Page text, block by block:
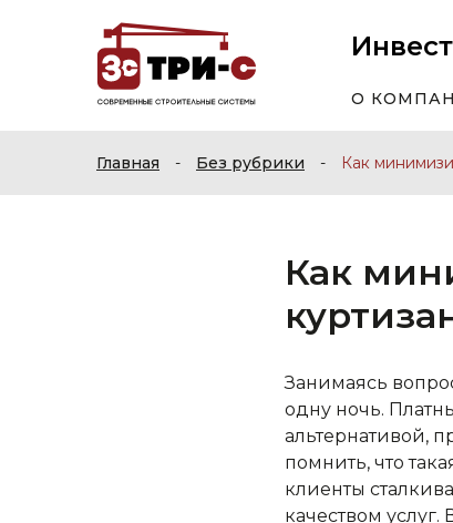
О
Главная - Без рубрики - Как
Как
Занимаясь
одну ночь.
альтернативой,
помнить, что
клиенты
качеством